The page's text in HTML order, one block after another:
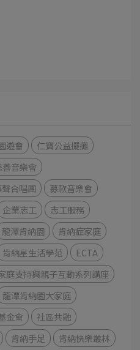
遊會
仁寶公益擺攤
善音樂會
聲合唱團
募款音樂會
企業志工
志工服務
龍潭肯納園
肯納症家庭
肯納星生活學范
ECTA
庭支持與親子互動系列講座
龍潭肯納園大家庭
金會
社區共融
肯納手足
肯納快樂叢林